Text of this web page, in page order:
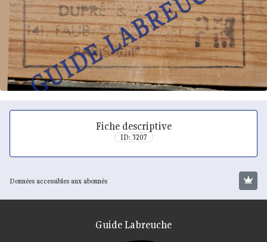
Fiche descriptive
ID: 3207
Données accessibles aux abonnés
Guide Labreuche